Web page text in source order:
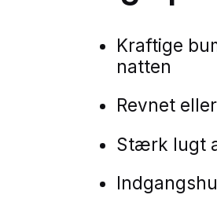
Kraftige
natten
Revnet
Stærk lugt